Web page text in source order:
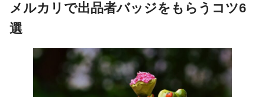
メルカリで出品者バッジをもらうコツ6
選